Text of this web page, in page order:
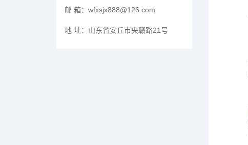
邮 箱： wfxsjx888@126.com
地 址： 山东省安丘市央赣路21号